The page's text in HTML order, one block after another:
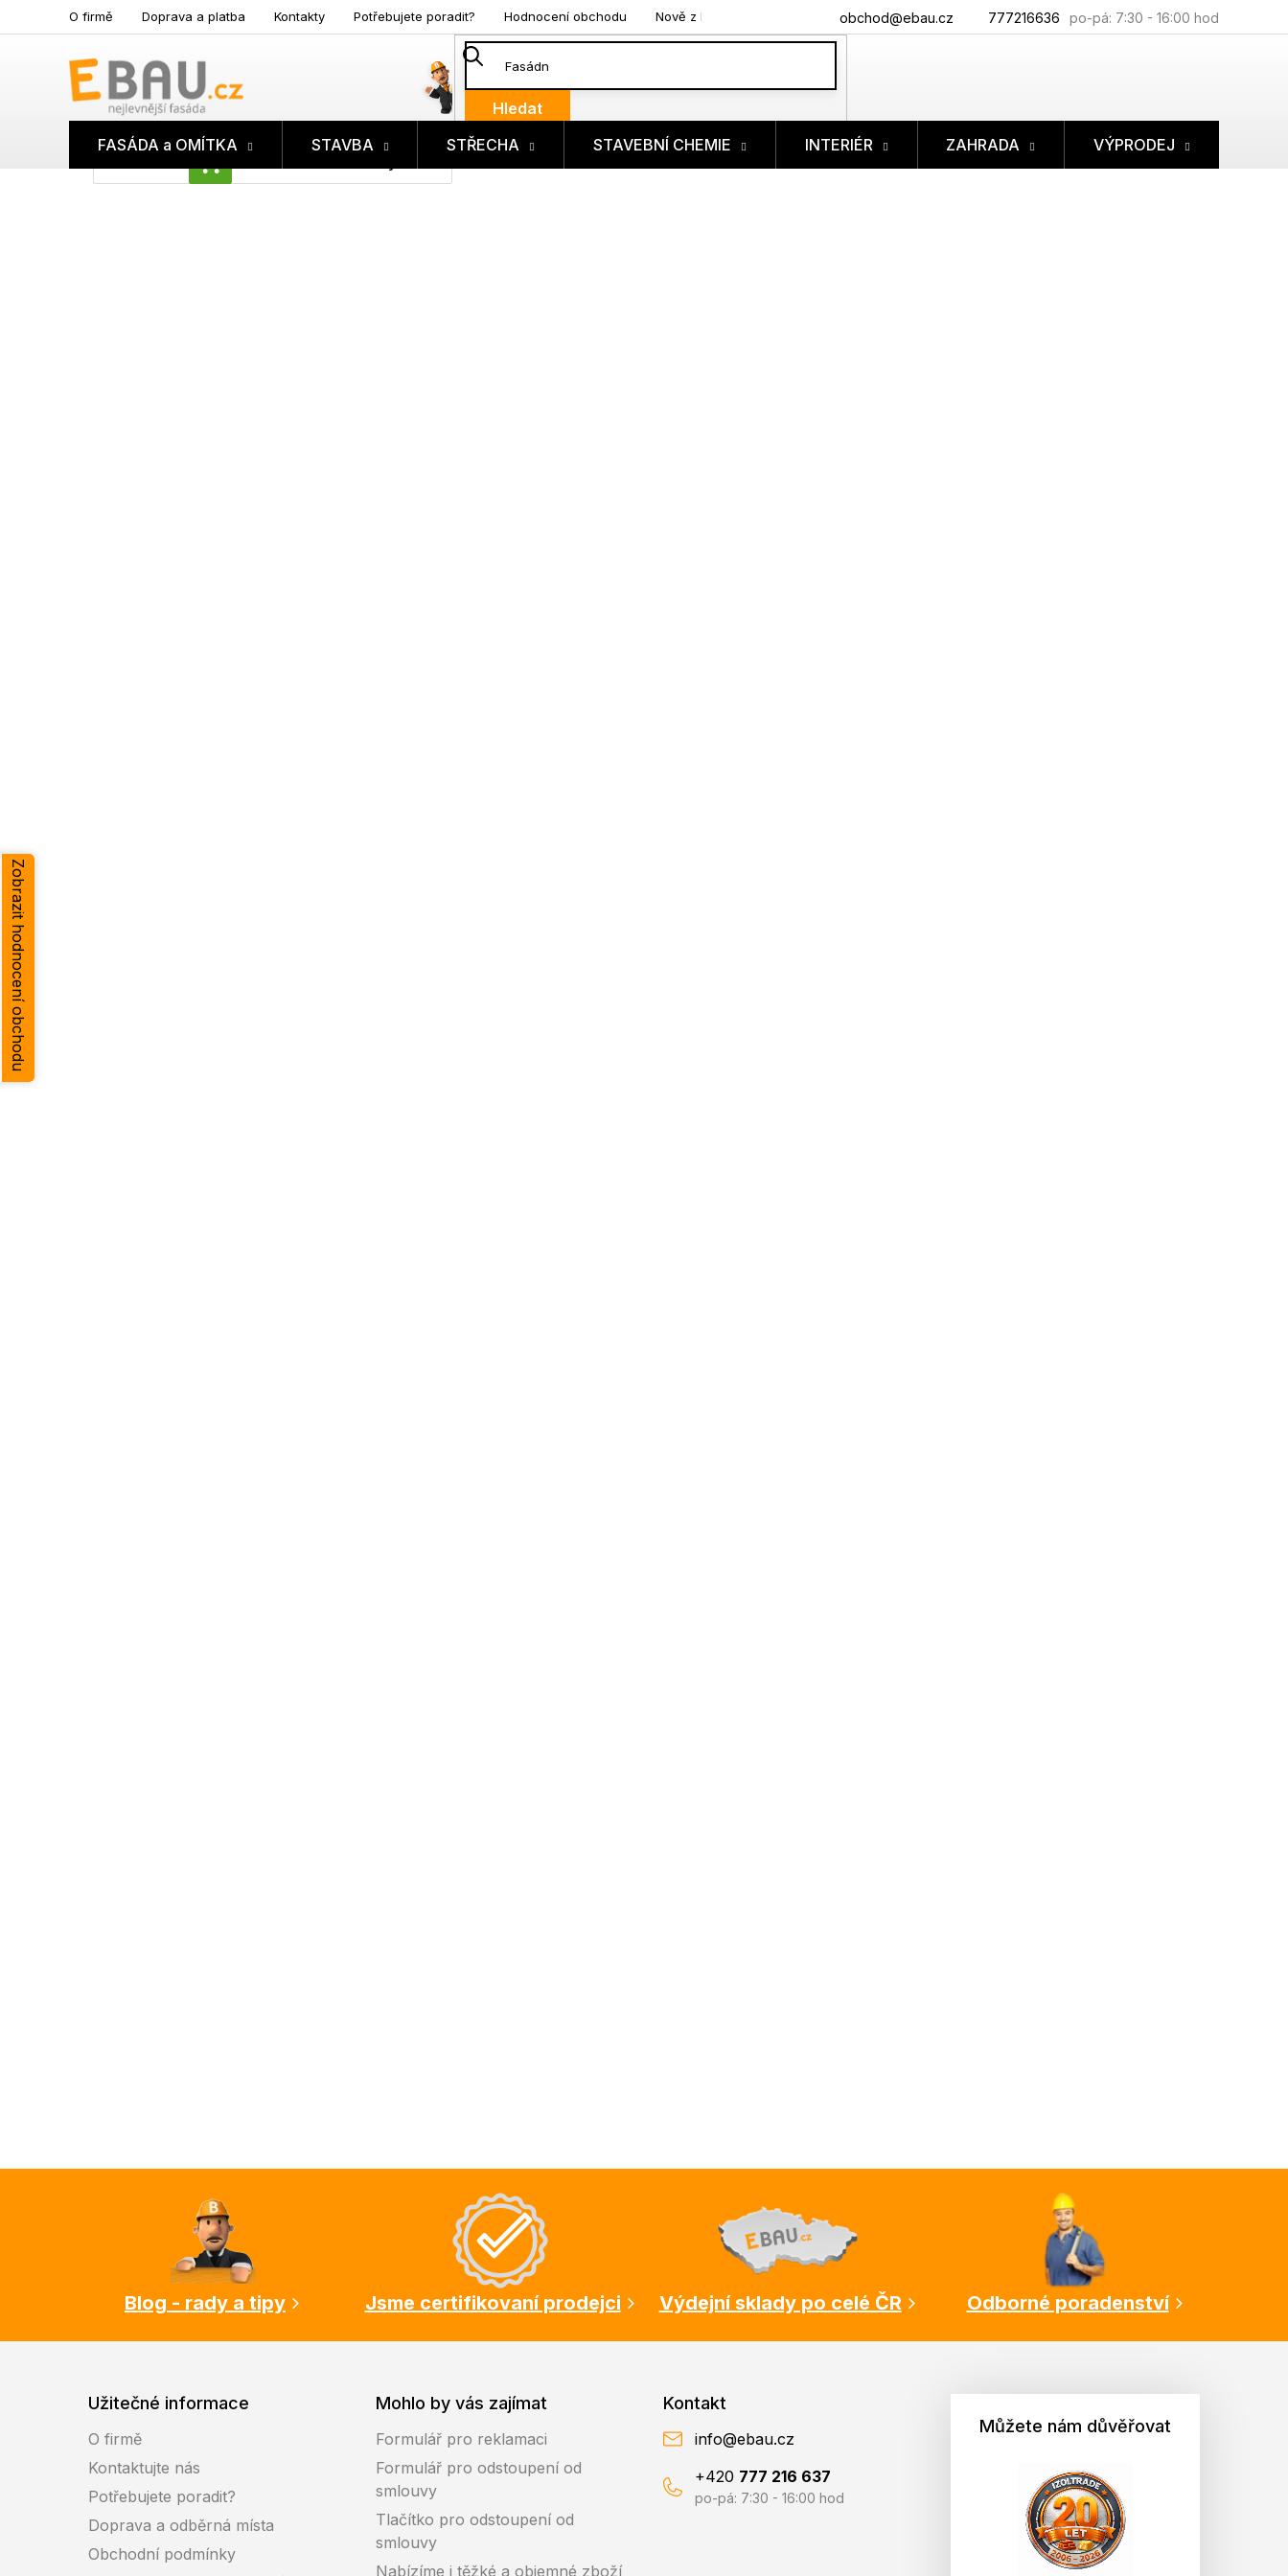
na
777216636
obchod@ebau.cz
O firmě Doprava a platba Kontakty Potřebujete poradit? Hodnocení obchodu Nově z blogu
Hledat
NÁKUPNÍ
FASÁDA a OMÍTKA STAVBA STŘECHA STAVEBNÍ CHEMIE INTERIÉR ZAHRADA VÝPRODEJ
Blog - rady a tipy
Jsme certifikovaní prodejci Výdejní sklady po celé ČR Odborné poradenství
Užitečné informace
O firmě
Kontaktujte nás
Potřebujete poradit?
Doprava a odběrná místa
Obchodní podmínky
Mohlo by vás zajímat
Formulář pro reklamaci
Formulář pro odstoupení od
smlouvy
Tlačítko pro odstoupení od
smlouvy
Nabízíme i těžké a objemné zboží
Kontakt
info@ebau.cz
+420 777 216 637
po-pá: 7:30 - 16:00 hod
Můžete nám důvěřovat
Zobrazit hodnocení obchodu